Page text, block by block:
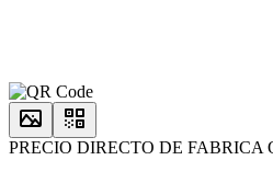
PRECIO DIRECTO DE FABRICA